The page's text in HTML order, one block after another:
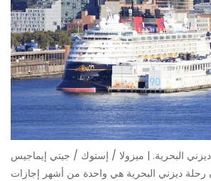
البحرية. | ميزولا / إستوك / جيتي إيماجيس
ديزني البحرية هي واحدة من أشهر إجازات